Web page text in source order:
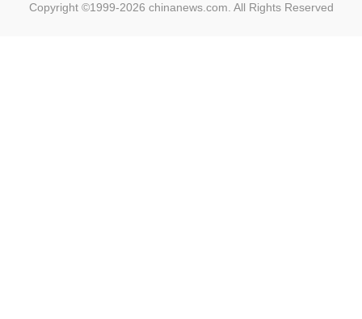
Copyright ©1999-2026 chinanews.com. All Rights Reserved